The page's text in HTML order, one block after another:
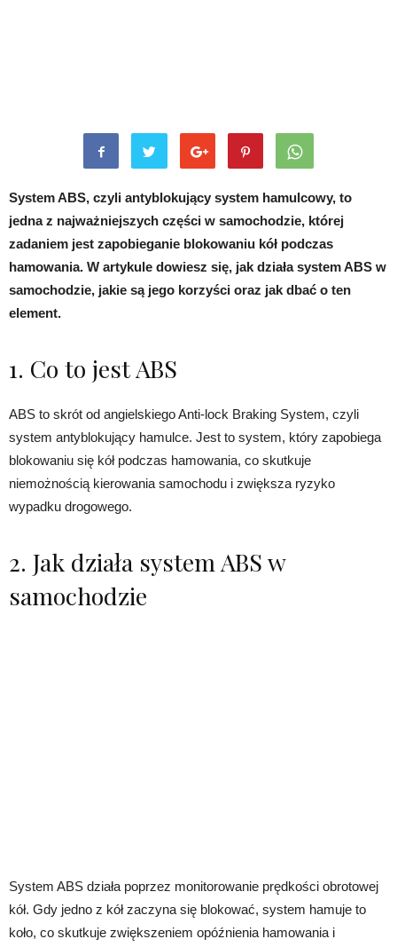
System ABS, czyli antyblokujący system hamulcowy, to
jedna z najważniejszych części w samochodzie, której
zadaniem jest zapobieganie blokowaniu kół podczas
hamowania. W artykule dowiesz się, jak działa system ABS w
samochodzie, jakie są jego korzyści oraz jak dbać o ten
element.
1. Co to jest ABS
ABS to skrót od angielskiego Anti-lock Braking System, czyli
system antyblokujący hamulce. Jest to system, który zapobiega
blokowaniu się kół podczas hamowania, co skutkuje
niemożnością kierowania samochodu i zwiększa ryzyko
wypadku drogowego.
2. Jak działa system ABS w
samochodzie
System ABS działa poprzez monitorowanie prędkości obrotowej
kół. Gdy jedno z kół zaczyna się blokować, system hamuje to
koło, co skutkuje zwiększeniem opóźnienia hamowania i